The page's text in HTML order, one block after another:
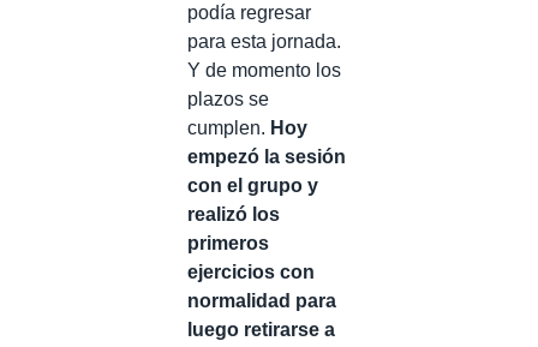
podía regresar
para esta jornada.
Y de momento los
plazos se
cumplen. Hoy
empezó la sesión
con el grupo y
realizó los
primeros
ejercicios con
normalidad para
luego retirarse a